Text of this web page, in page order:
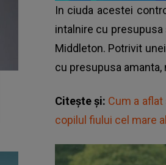
In ciuda acestei
intalnire cu
Middleton. Potrivit
cu presupusa amanta,
Citește și: Cum a
copilul fiului cel mare